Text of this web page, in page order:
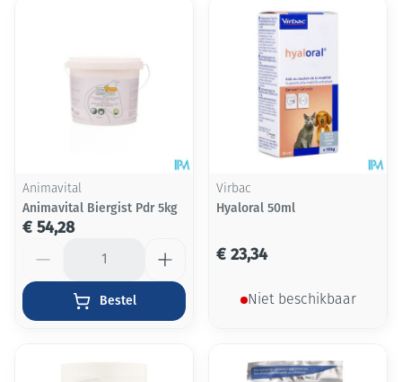
Animavital
Animavital Biergist Pdr 5kg
€ 54,28
Bestel
Virbac
Hyaloral 50ml
€ 23,34
Niet beschikbaar